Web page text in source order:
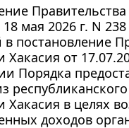
мая 2026 г. N
постановление
Хакасия от
Порядка
Хакасия в целях
доходов